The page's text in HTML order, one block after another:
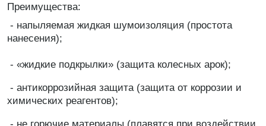
Преимущества:
- напыляемая жидкая шумоизоляция (простота
нанесения);
- «жидкие подкрылки» (защита колесных арок);
- антикоррозийная защита (защита от коррозии и
химических реагентов);
- не горючие материалы (плавятся при воздействии